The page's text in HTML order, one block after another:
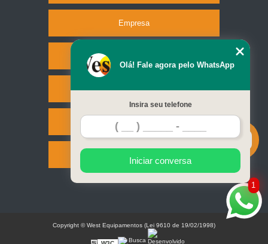
Empresa
Serviços
Contato
1
Olá! Fale agora pelo WhatsApp
Insira seu telefone
Iniciar conversa
Copyright © West Equipamentos (Lei 9610 de 19/02/1998)